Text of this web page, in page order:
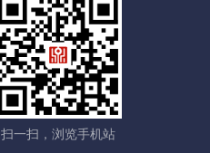
扫一扫，浏览手机站